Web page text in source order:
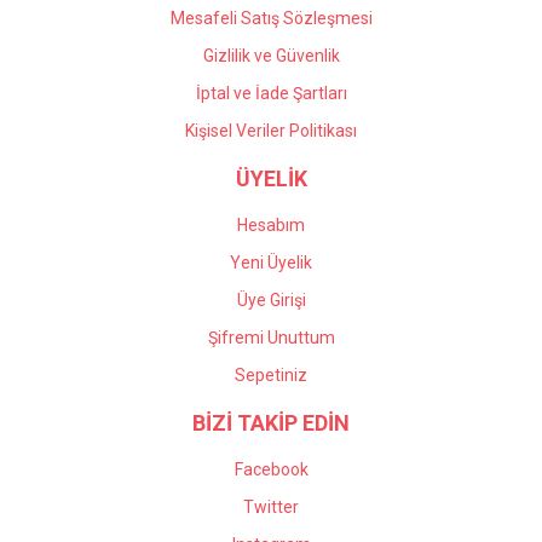
Mesafeli Satış Sözleşmesi
Gizlilik ve Güvenlik
İptal ve İade Şartları
Kişisel Veriler Politikası
ÜYELİK
Hesabım
Yeni Üyelik
Üye Girişi
Şifremi Unuttum
Sepetiniz
BİZİ TAKİP EDİN
Facebook
Twitter